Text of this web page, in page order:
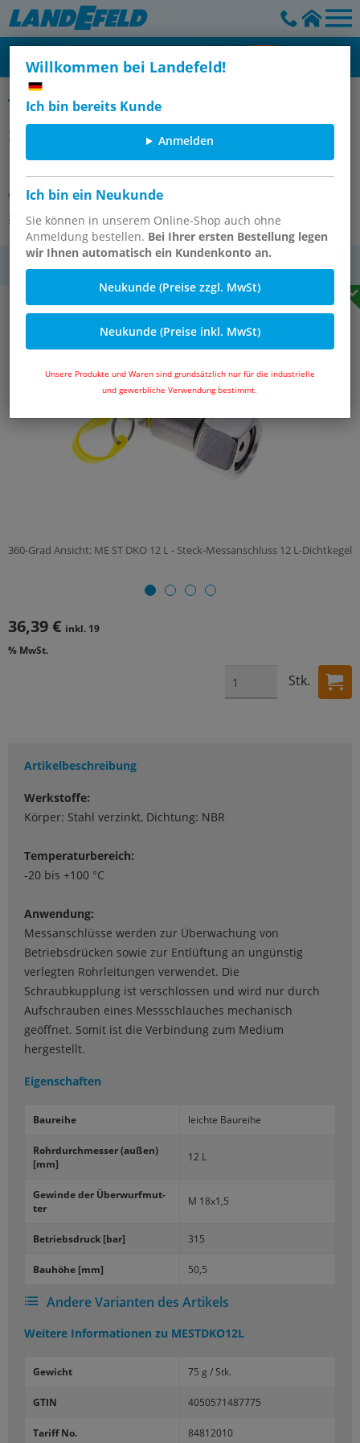
Willkommen bei Landefeld!
Ich bin bereits Kunde
Anmelden
Ich bin ein Neukunde
Sie können in unserem Online-Shop auch ohne
Anmeldung bestellen. Bei Ihrer ersten Bestellung legen
wir Ihnen automatisch ein Kundenkonto an.
Neukunde (Preise zzgl. MwSt)
Neukunde (Preise inkl. MwSt)
Unsere Produkte und Waren sind grundsätzlich nur für die industrielle
und gewerbliche Verwendung bestimmt.
Messanschlüsse mit Hydraulik-Dichtkegel, Steckanschluss
Steck-Messanschluss 12 L-
Dichtkegel
Artikelnummer: ME ST DKO 12 L
Andere Varianten des Artikels
MwSt.
360-Grad Ansicht: ME ST DKO 12 L - Steck-Messanschluss 12 L-Dichtkegel
36,39 € inkl. 19
% MwSt.
Stk.
Artikelbeschreibung
Werkstoffe:
Körper: Stahl verzinkt, Dichtung: NBR
Temperaturbereich:
-20 bis +100 °C
Anwendung:
Messanschlüsse werden zur Überwachung von
Betriebsdrücken sowie zur Entlüftung an ungünstig
verlegten Rohrleitungen verwendet. Die
Schraubkupplung ist verschlossen und wird nur durch
Aufschrauben eines Messschlauches mechanisch
geöffnet. Somit ist die Verbindung zum Medium
hergestellt.
Eigenschaften
Bau­rei­he leich­te Bau­rei­he
Rohr­durch­mes­ser (außen)
[mm]
12 L
Ge­win­de der Über­wurf­mut­
ter
M 18x1,5
Be­triebs­druck [bar] 315
Bau­hö­he [mm] 50,5
Andere Varianten des Artikels
Weitere Informationen zu MESTDKO12L
Gewicht 75 g / Stk.
GTIN 4050571487775
Tariff No. 84812010